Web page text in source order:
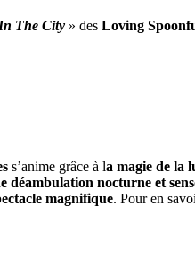
The City » des Loving
s’anime grâce à la magie de la
déambulation nocturne et
magnifique. Pour en